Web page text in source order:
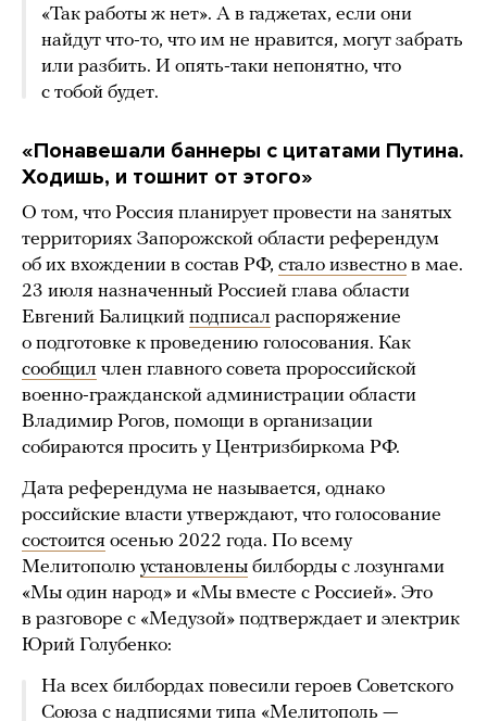
«Так работы ж нет». А в гаджетах, если они
найдут что-то, что им не нравится, могут забрать
или разбить. И опять-таки непонятно, что
с тобой будет.
«Понавешали баннеры с цитатами Путина.
Ходишь, и тошнит от этого»
О том, что Россия планирует провести на занятых
территориях Запорожской области референдум
об их вхождении в состав РФ, стало известно в мае.
23 июля назначенный Россией глава области
Евгений Балицкий подписал распоряжение
о подготовке к проведению голосования. Как
сообщил член главного совета пророссийской
военно-гражданской администрации области
Владимир Рогов, помощи в организации
собираются просить у Центризбиркома РФ.
Дата референдума не называется, однако
российские власти утверждают, что голосование
состоится осенью 2022 года. По всему
Мелитополю установлены билборды с лозунгами
«Мы один народ» и «Мы вместе с Россией». Это
в разговоре с «Медузой» подтверждает и электрик
Юрий Голубенко:
На всех билбордах повесили героев Советского
Союза с надписями типа «Мелитополь —